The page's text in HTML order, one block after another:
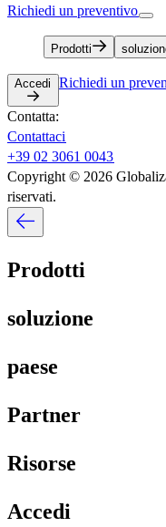
Richiedi un preventivo​​
Prodotti​​
Accedi​​ Richiedi un
Contatta:​​
Contattaci​​
+39 02 3061 0043​​
Copyright © 2026
riservati.​​
Prodotti​​
soluzione​​
paese​​
Partner​​
Risorse​​
Accedi​​